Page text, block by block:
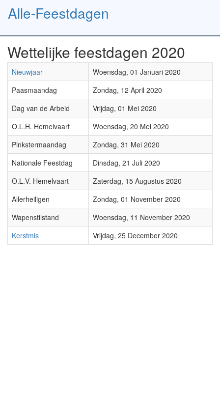
Alle-Feestdagen
Wettelijke feestdagen 2020
Nieuwjaar
Woensdag, 01 Januari 2020
Paasmaandag
Zondag, 12 April 2020
Dag van de Arbeid
Vrijdag, 01 Mei 2020
O.L.H. Hemelvaart
Woensdag, 20 Mei 2020
Pinkstermaandag
Zondag, 31 Mei 2020
Nationale Feestdag
Dinsdag, 21 Juli 2020
O.L.V. Hemelvaart
Zaterdag, 15 Augustus 2020
Allerheiligen
Zondag, 01 November 2020
Wapenstilstand
Woensdag, 11 November 2020
Kerstmis
Vrijdag, 25 December 2020